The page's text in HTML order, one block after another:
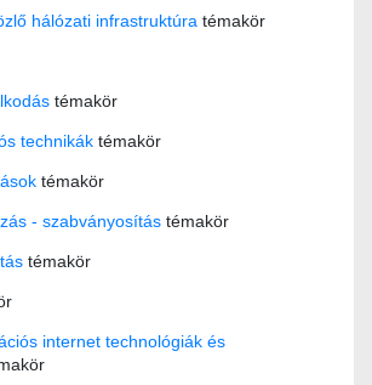
hálózati infrastruktúra témakör
témakör
technikák témakör
témakör
- szabványosítás témakör
témakör
internet technológiák és